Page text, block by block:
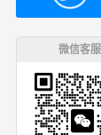
微信客